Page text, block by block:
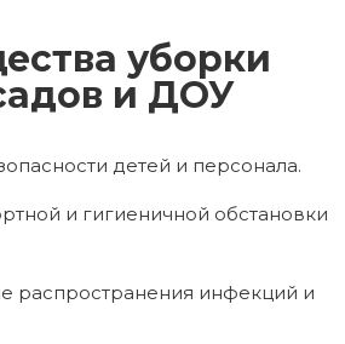
уборки
и ДОУ
детей и персонала.
и гигиеничной обстановки
распространения инфекций и